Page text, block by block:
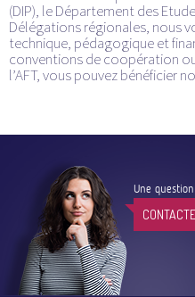
(DIP), le Département des
Délégations régionales, nous
technique, pédagogique et
conventions de coopération
l’AFT, vous pouvez bénéficier
Une